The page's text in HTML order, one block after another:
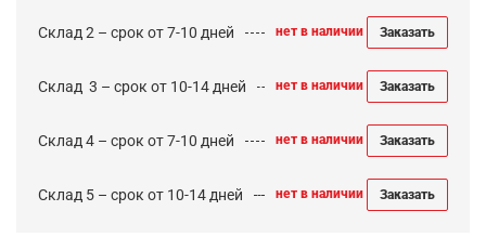
Склад 2 – срок от 7-10 дней нет в наличии Заказать
Cклад 3 – срок от 10-14 дней нет в наличии Заказать
Склад 4 – срок от 7-10 дней нет в наличии Заказать
Склад 5 – срок от 10-14 дней нет в наличии Заказать